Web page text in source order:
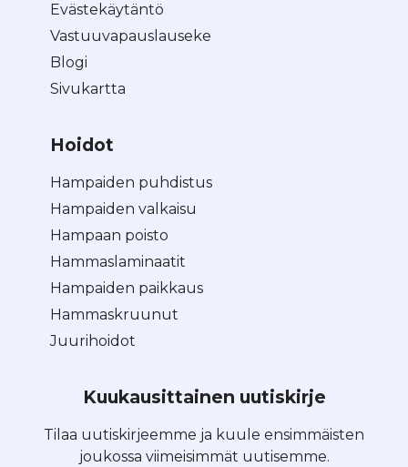
Evästekäytäntö
Vastuuvapauslauseke
Blogi
Sivukartta
Hoidot
Hampaiden puhdistus
Hampaiden valkaisu
Hampaan poisto
Hammaslaminaatit
Hampaiden paikkaus
Hammaskruunut
Juurihoidot
Kuukausittainen uutiskirje
Tilaa uutiskirjeemme ja kuule ensimmäisten
joukossa viimeisimmät uutisemme.